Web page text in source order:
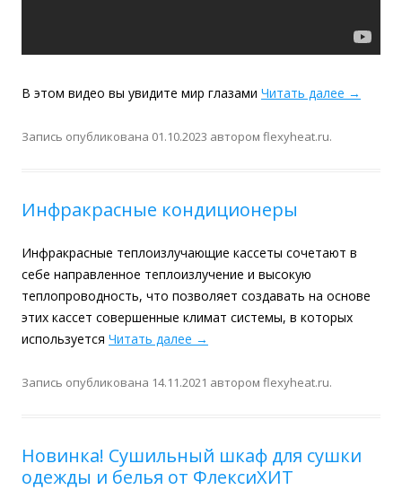
В этом видео вы увидите мир глазами Читать далее →
Запись опубликована 01.10.2023 автором flexyheat.ru.
Инфракрасные кондиционеры
Инфракрасные теплоизлучающие кассеты сочетают в
себе направленное теплоизлучение и высокую
теплопроводность, что позволяет создавать на основе
этих кассет совершенные климат системы, в которых
используется Читать далее →
Запись опубликована 14.11.2021 автором flexyheat.ru.
Новинка! Сушильный шкаф для сушки
одежды и белья от ФлексиХИТ